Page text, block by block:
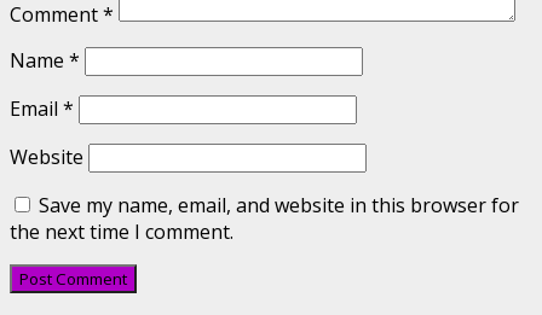
Comment*
Name *
Email *
Website
Save my name, email, and website in this browser for
the next time I comment.